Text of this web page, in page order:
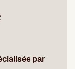
par